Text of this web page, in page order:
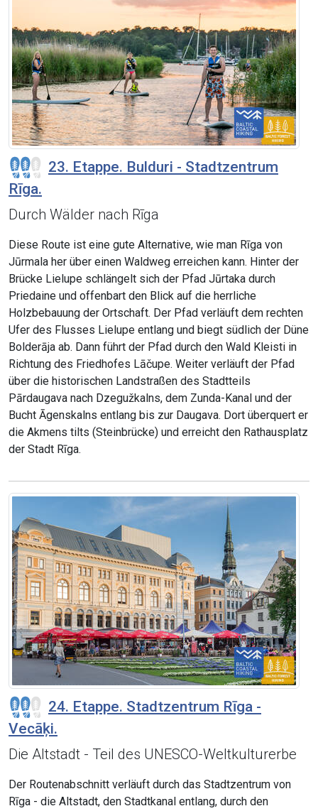
23. Etappe. Bulduri - Stadtzentrum
Rīga.
Durch Wälder nach Rīga
Diese Route ist eine gute Alternative, wie man Rīga von
Jūrmala her über einen Waldweg erreichen kann. Hinter der
Brücke Lielupe schlängelt sich der Pfad Jūrtaka durch
Priedaine und offenbart den Blick auf die herrliche
Holzbebauung der Ortschaft. Der Pfad verläuft dem rechten
Ufer des Flusses Lielupe entlang und biegt südlich der Düne
Bolderāja ab. Dann führt der Pfad durch den Wald Kleisti in
Richtung des Friedhofes Lāčupe. Weiter verläuft der Pfad
über die historischen Landstraßen des Stadtteils
Pārdaugava nach Dzegužkalns, dem Zunda-Kanal und der
Bucht Āgenskalns entlang bis zur Daugava. Dort überquert er
die Akmens tilts (Steinbrücke) und erreicht den Rathausplatz
der Stadt Rīga.
24. Etappe. Stadtzentrum Rīga -
Vecāķi.
Die Altstadt - Teil des UNESCO-Weltkulturerbe
Der Routenabschnitt verläuft durch das Stadtzentrum von
Rīga - die Altstadt, den Stadtkanal entlang, durch den